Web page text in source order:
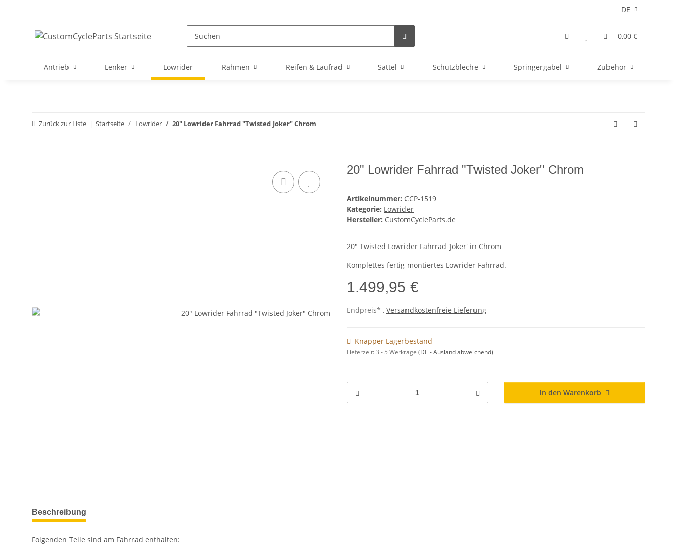
DE
0,00 €
Antrieb Lenker Lowrider Rahmen Reifen & Laufrad Sattel Schutzbleche Springergabel Zubehör
Zurück zur Liste Startseite Lowrider 20" Lowrider Fahrrad "Twisted Joker" Chrom
20" Lowrider Fahrrad "Twisted Joker" Chrom
Artikelnummer: CCP-1519
Kategorie: Lowrider
Hersteller: CustomCycleParts.de
20" Twisted Lowrider Fahrrad 'Joker' in Chrom
Komplettes fertig montiertes Lowrider Fahrrad.
1.499,95 €
Endpreis* , Versandkostenfreie Lieferung
Knapper Lagerbestand
Lieferzeit:3 - 5 Werktage (DE - Ausland abweichend)
In den Warenkorb
weitere Registerkarten anzeigen
Beschreibung
Folgenden Teile sind am Fahrrad enthalten: